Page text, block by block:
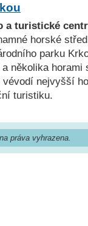
a turistické
horské
parku
několika horami
vévodí nejvyšší
turistiku.
práva vyhrazena.